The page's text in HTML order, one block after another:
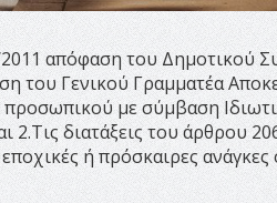
απόφαση του Δημοτικού
του Γενικού Γραμματέα
με σύμβαση
διατάξεις του άρθρου
ή πρόσκαιρες ανάγκες